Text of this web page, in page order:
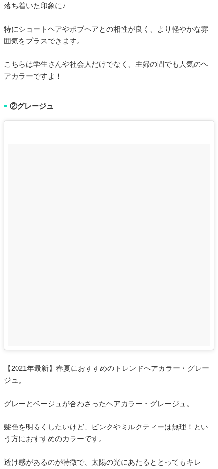
落ち着いた印象に♪
特にショートヘアやボブヘアとの相性が良く、より軽やかな雰
囲気をプラスできます。
こちらは学生さんや社会人だけでなく、主婦の間でも人気のヘ
アカラーですよ！
■ ②グレージュ
【2021年最新】春夏におすすめのトレンドヘアカラー・グレー
ジュ。
グレーとベージュが合わさったヘアカラー・グレージュ。
髪色を明るくしたいけど、ピンクやミルクティーは無理！とい
う方におすすめのカラーです。
透け感があるのが特徴で、太陽の光にあたるととってもキレ